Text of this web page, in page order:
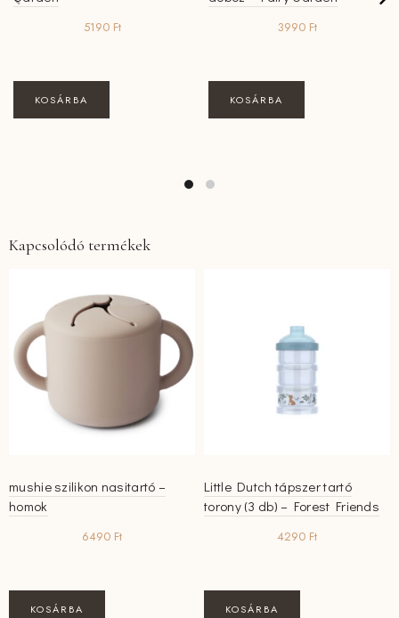
5190 Ft
KOSÁRBA
3990 Ft
KOSÁRBA
Kapcsolódó termékek
mushie szilikon nasitartó –
homok
6490 Ft
KOSÁRBA
Little Dutch tápszer tartó
torony (3 db) – Forest Friends
4290 Ft
KOSÁRBA